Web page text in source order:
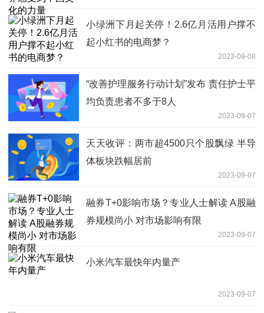
小绿洲下月起关停！2.6亿月活用户撑不
起小红书的电商梦？
2023-09-08
“改善护理服务行动计划”发布 责任护士平
均负责患者不多于8人
2023-09-07
天天收评：两市超4500只个股飘绿 半导
体板块跌幅居前
2023-09-07
融券T+0影响市场？专业人士解读 A股融
券规模尚小 对市场影响有限
2023-09-07
小米汽车最快年内量产
2023-09-07